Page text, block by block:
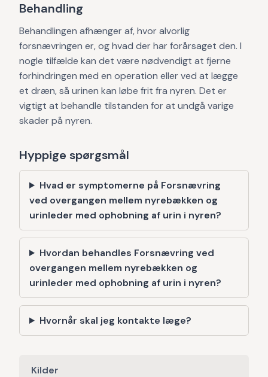
Behandling
Behandlingen afhænger af, hvor alvorlig
forsnævringen er, og hvad der har forårsaget den. I
nogle tilfælde kan det være nødvendigt at fjerne
forhindringen med en operation eller ved at lægge
et dræn, så urinen kan løbe frit fra nyren. Det er
vigtigt at behandle tilstanden for at undgå varige
skader på nyren.
Hyppige spørgsmål
Hvad er symptomerne på Forsnævring
ved overgangen mellem nyrebækken og
urinleder med ophobning af urin i nyren?
Hvordan behandles Forsnævring ved
overgangen mellem nyrebækken og
urinleder med ophobning af urin i nyren?
Hvornår skal jeg kontakte læge?
Kilder